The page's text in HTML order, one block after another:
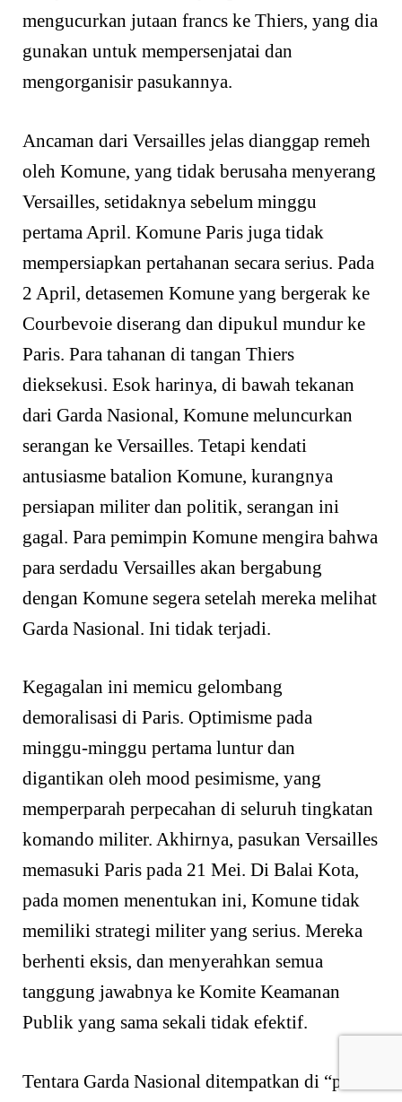
mengucurkan jutaan francs ke Thiers, yang dia
gunakan untuk mempersenjatai dan
mengorganisir pasukannya.
Ancaman dari Versailles jelas dianggap remeh
oleh Komune, yang tidak berusaha menyerang
Versailles, setidaknya sebelum minggu
pertama April. Komune Paris juga tidak
mempersiapkan pertahanan secara serius. Pada
2 April, detasemen Komune yang bergerak ke
Courbevoie diserang dan dipukul mundur ke
Paris. Para tahanan di tangan Thiers
dieksekusi. Esok harinya, di bawah tekanan
dari Garda Nasional, Komune meluncurkan
serangan ke Versailles. Tetapi kendati
antusiasme batalion Komune, kurangnya
persiapan militer dan politik, serangan ini
gagal. Para pemimpin Komune mengira bahwa
para serdadu Versailles akan bergabung
dengan Komune segera setelah mereka melihat
Garda Nasional. Ini tidak terjadi.
Kegagalan ini memicu gelombang
demoralisasi di Paris. Optimisme pada
minggu-minggu pertama luntur dan
digantikan oleh mood pesimisme, yang
memperparah perpecahan di seluruh tingkatan
komando militer. Akhirnya, pasukan Versailles
memasuki Paris pada 21 Mei. Di Balai Kota,
pada momen menentukan ini, Komune tidak
memiliki strategi militer yang serius. Mereka
berhenti eksis, dan menyerahkan semua
tanggung jawabnya ke Komite Keamanan
Publik yang sama sekali tidak efektif.
Tentara Garda Nasional ditempatkan di “pos-